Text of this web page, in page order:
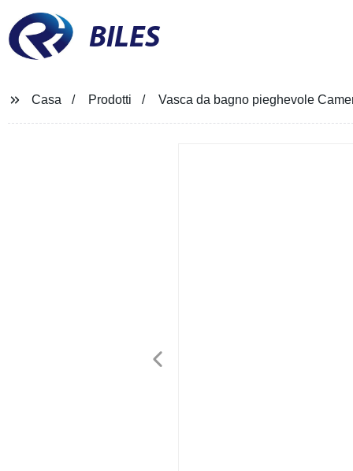
BILES
Casa Prodotti Vasca da bagno pieghevole